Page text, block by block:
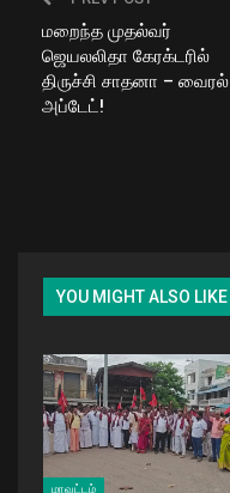
மறைந்த முதல்வர்
ஜெயலலிதா கேரக்டரில்
திருச்சி சாதனா – வைரல்
அப்டேட்!
YOU MIGHT ALSO LIKE
மாவட்டம்